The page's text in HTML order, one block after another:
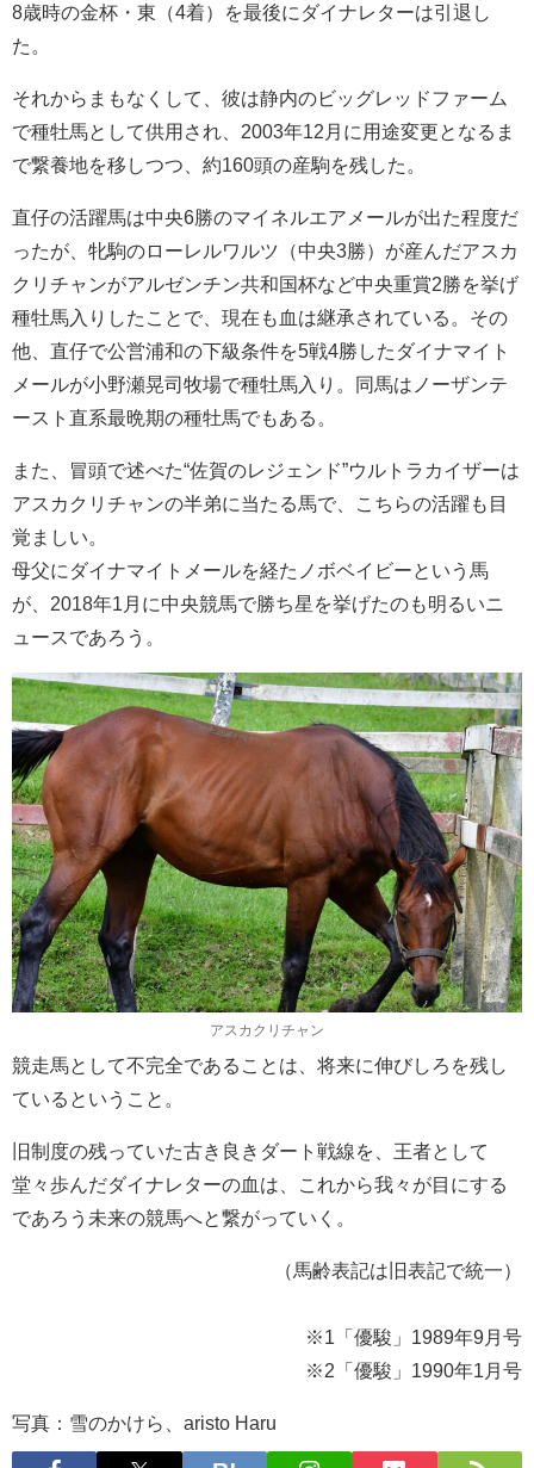
8歳時の金杯・東（4着）を最後にダイナレターは引退し
た。
それからまもなくして、彼は静内のビッグレッドファーム
で種牡馬として供用され、2003年12月に用途変更となるま
で繋養地を移しつつ、約160頭の産駒を残した。
直仔の活躍馬は中央6勝のマイネルエアメールが出た程度だ
ったが、牝駒のローレルワルツ（中央3勝）が産んだアスカ
クリチャンがアルゼンチン共和国杯など中央重賞2勝を挙げ
種牡馬入りしたことで、現在も血は継承されている。その
他、直仔で公営浦和の下級条件を5戦4勝したダイナマイト
メールが小野瀬晃司牧場で種牡馬入り。同馬はノーザンテ
ースト直系最晩期の種牡馬でもある。
また、冒頭で述べた“佐賀のレジェンド”ウルトラカイザーは
アスカクリチャンの半弟に当たる馬で、こちらの活躍も目
覚ましい。
母父にダイナマイトメールを経たノボベイビーという馬
が、2018年1月に中央競馬で勝ち星を挙げたのも明るいニ
ュースであろう。
アスカクリチャン
競走馬として不完全であることは、将来に伸びしろを残し
ているということ。
旧制度の残っていた古き良きダート戦線を、王者として
堂々歩んだダイナレターの血は、これから我々が目にする
であろう未来の競馬へと繋がっていく。
（馬齢表記は旧表記で統一）
※1「優駿」1989年9月号
※2「優駿」1990年1月号
写真：雪のかけら、aristo Haru